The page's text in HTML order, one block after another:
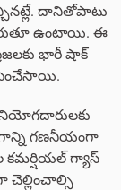
దానితోపాటు
ఉంటాయి. ఈ
భారీ షాక్
గణనీయంగా
కమర్షియల్ గ్యాస్
చెల్లించాల్సి